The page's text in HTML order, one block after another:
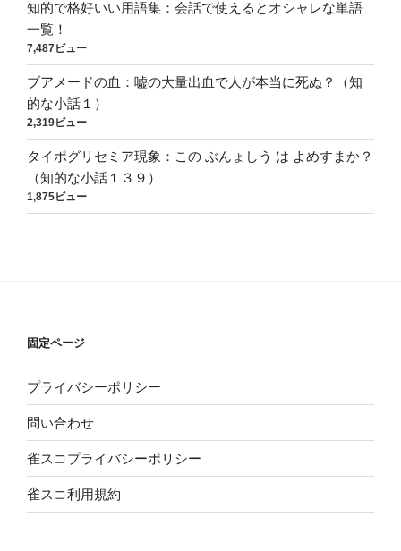
知的で格好いい用語集：会話で使えるとオシャレな単語
一覧！
7,487ビュー
ブアメードの血：嘘の大量出血で人が本当に死ぬ？（知
的な小話１）
2,319ビュー
タイポグリセミア現象：この ぶんょしう は よめすまか？
（知的な小話１３９）
1,875ビュー
固定ページ
プライバシーポリシー
問い合わせ
雀スコプライバシーポリシー
雀スコ利用規約